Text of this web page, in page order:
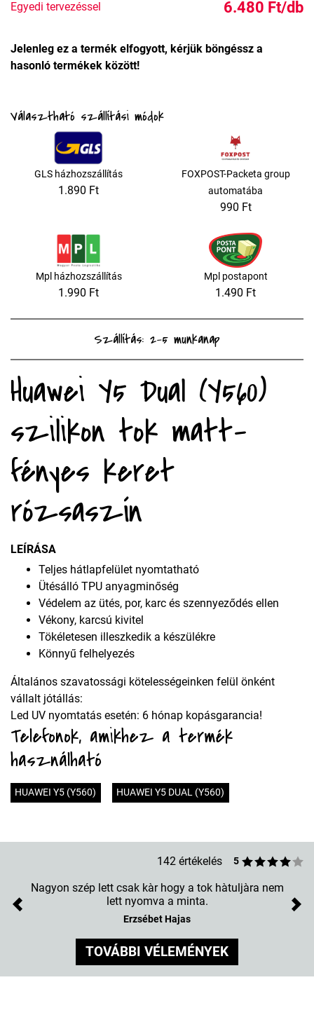
Egyedi tervezéssel 6.480 Ft/db
Jelenleg ez a termék elfogyott, kérjük böngéssz a
hasonló termékek között!
Választható szállítási módok
GLS házhozszállítás
1.890 Ft
FOXPOST-Packeta group
automatába
990 Ft
Mpl házhozszállítás
1.990 Ft
Mpl postapont
1.490 Ft
Szállítás: 2-5 munkanap
Huawei Y5 Dual (Y560)
szilikon tok matt-
fényes keret
rózsaszín
LEÍRÁSA
Teljes hátlapfelület nyomtatható
Ütésálló TPU anyagminőség
Védelem az ütés, por, karc és szennyeződés ellen
Vékony, karcsú kivitel
Tökéletesen illeszkedik a készülékre
Könnyű felhelyezés
Általános szavatossági kötelességeinken felül önként
vállalt jótállás:
Led UV nyomtatás esetén: 6 hónap kopásgarancia!
Telefonok, amikhez a termék
használható
HUAWEI Y5 (Y560) HUAWEI Y5 DUAL (Y560)
142 értékelés 5
Nagyon szép lett csak kàr hogy a tok hàtuljàra nem
lett nyomva a minta.
Erzsébet Hajas
Previous
TOVÁBBI VÉLEMÉNYEK